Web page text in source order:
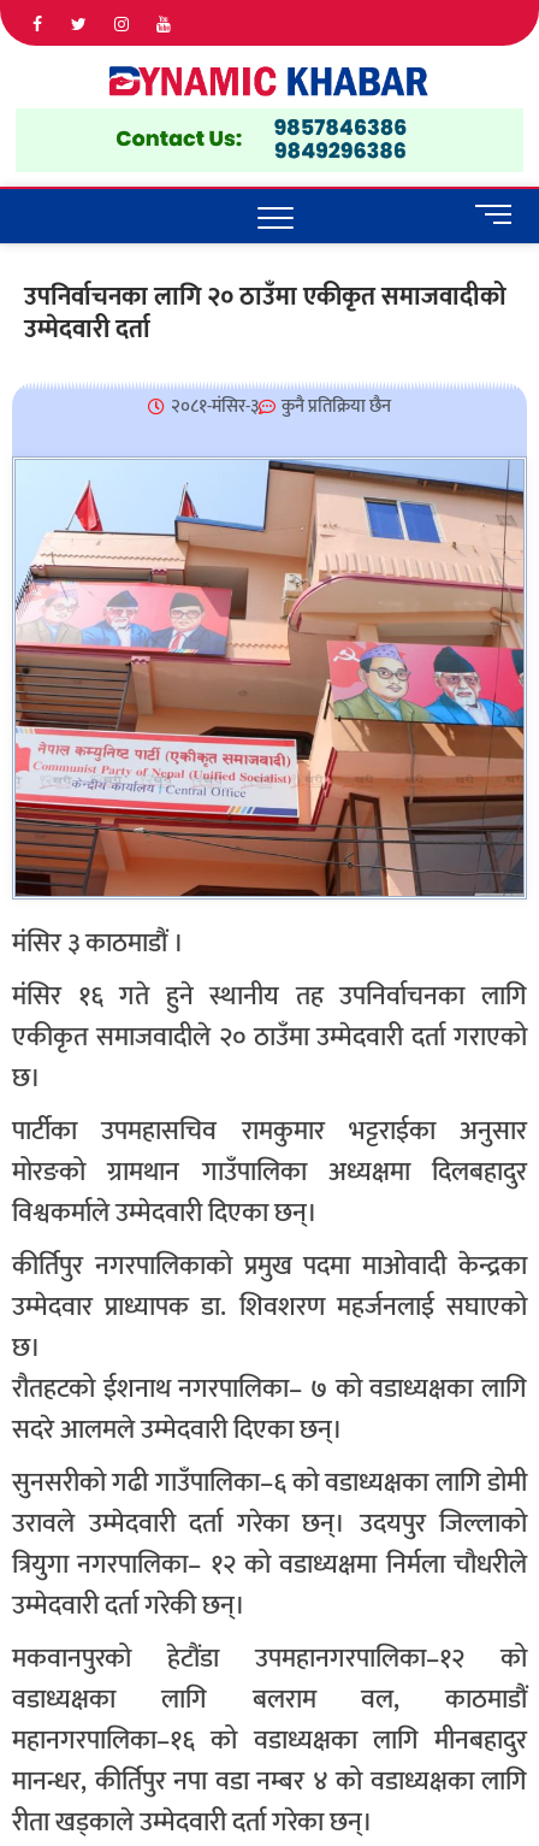
IN NEPAL
M
e
u
n
उपनिर्वाचनका लागि २० ठाउँमा एकीकृत समाजवादीको
उम्मेदवारी दर्ता
२०८१-मंसिर-३ कुनै प्रतिक्रिया छैन
मंसिर ३ काठमाडौं ।
मंसिर १६ गते हुने स्थानीय तह उपनिर्वाचनका लागि
एकीकृत समाजवादीले २० ठाउँमा उम्मेदवारी दर्ता गराएको
छ।
पार्टीका उपमहासचिव रामकुमार भट्टराईका अनुसार
मोरङको ग्रामथान गाउँपालिका अध्यक्षमा दिलबहादुर
विश्वकर्माले उम्मेदवारी दिएका छन्।
कीर्तिपुर नगरपालिकाको प्रमुख पदमा माओवादी केन्द्रका
उम्मेदवार प्राध्यापक डा. शिवशरण महर्जनलाई सघाएको
छ।
रौतहटको ईशनाथ नगरपालिका– ७ को वडाध्यक्षका लागि
सदरे आलमले उम्मेदवारी दिएका छन्।
सुनसरीको गढी गाउँपालिका–६ को वडाध्यक्षका लागि डोमी
उरावले उम्मेदवारी दर्ता गरेका छन्। उदयपुर जिल्लाको
त्रियुगा नगरपालिका– १२ को वडाध्यक्षमा निर्मला चौधरीले
उम्मेदवारी दर्ता गरेकी छन्।
मकवानपुरको हेटौंडा उपमहानगरपालिका–१२ को
वडाध्यक्षका लागि बलराम वल, काठमाडौं
महानगरपालिका–१६ को वडाध्यक्षका लागि मीनबहादुर
मानन्धर, कीर्तिपुर नपा वडा नम्बर ४ को वडाध्यक्षका लागि
रीता खड्काले उम्मेदवारी दर्ता गरेका छन्।